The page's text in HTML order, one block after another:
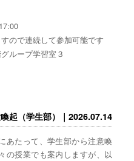
ので連続して参加可能です
ループ学習室３
起（学生部）｜2026.07.14
あたって、学生部から注意喚
の授業でも案内しますが、以